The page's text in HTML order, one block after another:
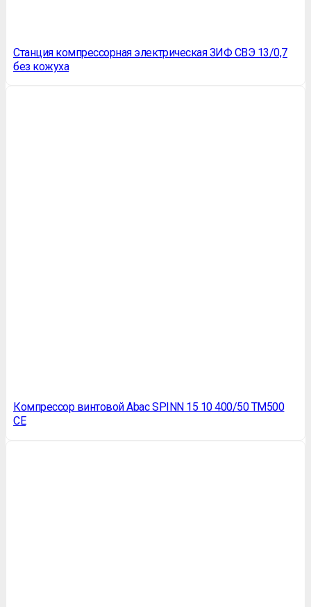
Станция компрессорная электрическая ЗИФ СВЭ 13/0,7
без кожуха
Компрессор винтовой Abac SPINN 15 10 400/50 TM500
CE